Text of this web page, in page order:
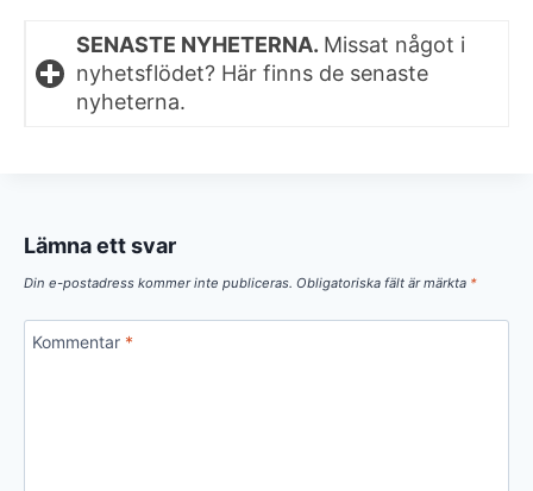
SENASTE NYHETERNA. Missat något i
nyhetsflödet? Här finns de senaste
nyheterna.
Lämna ett svar
Din e-postadress kommer inte publiceras. Obligatoriska fält är märkta *
Kommentar *